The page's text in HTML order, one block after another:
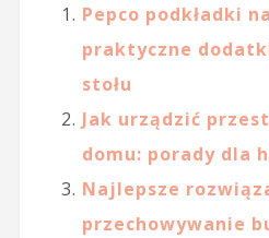
Pepco podkładki
praktyczne
stołu
Jak urządzić
domu: porady dla
Najlepsze
przechowywanie